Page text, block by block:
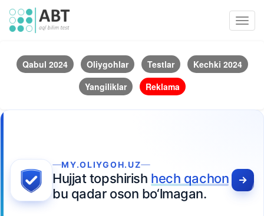
Qabul 2024 Oliygohlar Testlar
Kechki 2024
Yangiliklar
Reklama
MY.OLIYGOH.UZ
Hujjat topshirish hech qachon
bu qadar oson bo‘lmagan.